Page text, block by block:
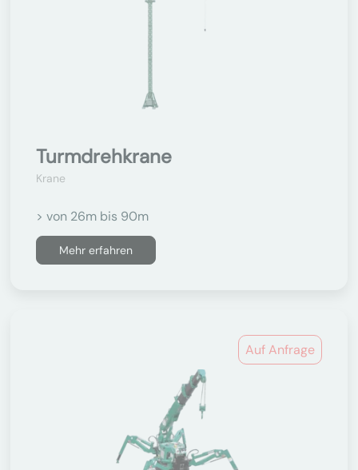
Turmdrehkrane
Krane
> von 26m bis 90m
Mehr erfahren
Auf Anfrage